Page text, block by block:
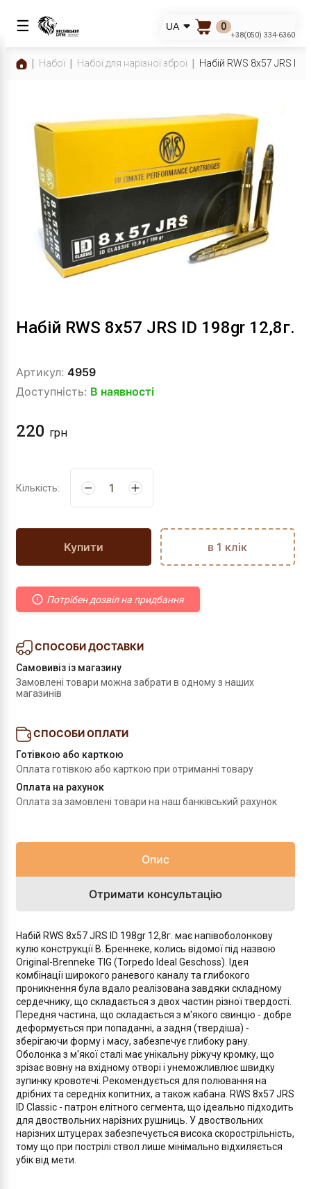
☰ UA 0
+38(050) 334-6360
Набої Набої для нарізної зброї Набій RWS 8x57 JRS ID
Набій RWS 8x57 JRS ID 198gr 12,8г.
Артикул: 4959
Доступність: В наявності
220 грн
Кількість:
Купити в 1 клік
Потрібен дозвіл на придбання
СПОСОБИ ДОСТАВКИ
Самовивіз із магазину
Замовлені товари можна забрати в одному з наших
магазинів
СПОСОБИ ОПЛАТИ
Готівкою або карткою
Оплата готівкою або карткою при отриманні товару
Оплата на рахунок
Оплата за замовлені товари на наш банківський рахунок
Опис
Отримати консультацію
Набій RWS 8x57 JRS ID 198gr 12,8г. має напівоболонкову
кулю конструкції В. Бреннеке, колись відомої під назвою
Original-Brenneke TIG (Torpedo Ideal Geschoss). Ідея
комбінації широкого раневого каналу та глибокого
проникнення була вдало реалізована завдяки складному
сердечнику, що складається з двох частин різної твердості.
Передня частина, що складається з м'якого свинцю - добре
деформується при попаданні, а задня (твердіша) -
зберігаючи форму і масу, забезпечує глибоку рану.
Оболонка з м'якої сталі має унікальну ріжучу кромку, що
зрізає вовну на вхідному отворі і унеможливлює швидку
зупинку кровотечі. Рекомендується для полювання на
дрібних та середніх копитних, а також кабана. RWS 8x57 JRS
ID Classic - патрон елітного сегмента, що ідеально підходить
для двоствольних нарізних рушниць. У двоствольних
нарізних штуцерах забезпечується висока скорострільність,
тому що при пострілі ствол лише мінімально відхиляється
убік від мети.